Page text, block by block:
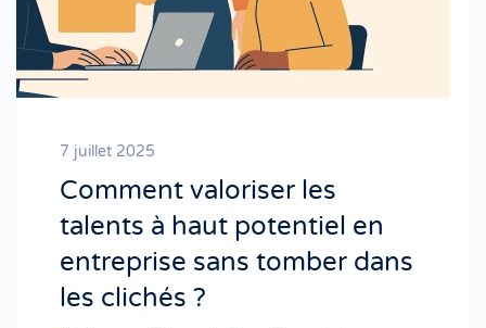
7 juillet 2025
Comment valoriser les
talents à haut potentiel en
entreprise sans tomber dans
les clichés ?